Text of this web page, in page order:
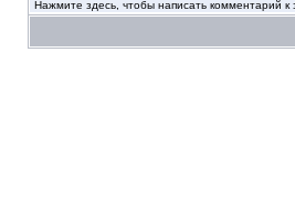
Нажмите здесь, чтобы написать комментарий